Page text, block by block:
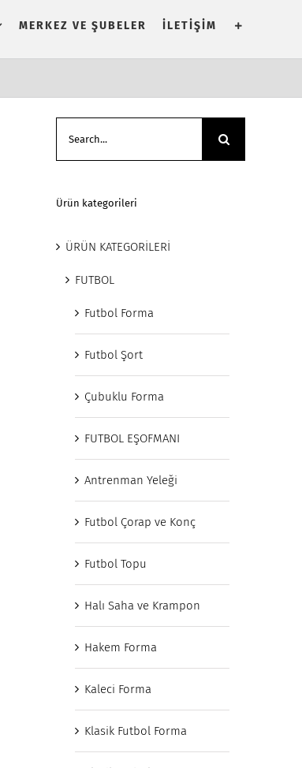
MERKEZ VE ŞUBELER İLETİŞİM
Ürün kategorileri
ÜRÜN KATEGORİLERİ
FUTBOL
Futbol Forma
Futbol Şort
Çubuklu Forma
FUTBOL EŞOFMANI
Antrenman Yeleği
Futbol Çorap ve Konç
Futbol Topu
Halı Saha ve Krampon
Hakem Forma
Kaleci Forma
Klasik Futbol Forma